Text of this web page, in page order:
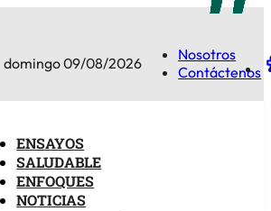
domingo 09/08/2026
Nosotros
Contáctenos
ENSAYOS
SALUDABLE
ENFOQUES
NOTICIAS